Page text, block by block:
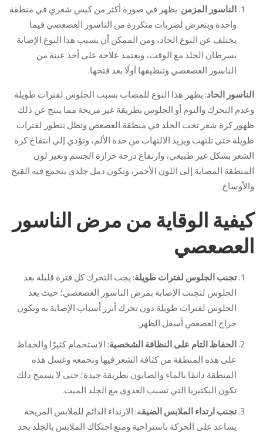
الناسور المزمن: يظهر في صورة أكثر من كيس شعري في منطقة
واحدة ويتعرض لضربات متكررة من الناسور العصعصي فيما
يختلف عن النوع الحاد، ومن الممكن أن يسبب هذا النوع الإصابة
بسرطان الجلد مع الوقت، ويعتمد علاجه على أخذ عينة من
الناسور العصعصي وتنظيفها أولًا بعد فتحها.
الناسور الحاد: يظهر هذا النوع للمصاب بسبب الجلوس لفترات طويلة
وعدم التحرك والنوم أو الجلوس بطريقة غير مريحة مما ينتج عن ذلك
ظهور كرة شعر تحت الجلد في منطقة العصعص وتظل تتطور لفترات
طويلة حتى تلتهب ويزيد الالتهاب من حدة الألم، وتؤدي إلى انتفاخ كرة
الشعر بشكل غير طبيعي، وارتفاع درجة حرارة الجسم وتغير لون
المنطقة المصابة إلى اللون الأحمر، وتكون دمل جلدي يتجمع فيه القيح
والأوساخ.
كيفية الوقاية من مرض الناسور
العصعصي
تجنب الجلوس لفترات طويلة: يجب التحرك كل فترة قليلة بعد
الجلوس لتجنب الإصابة بمرض الناسور العصعصي؛ حيث يعد
الجلوس لفترات طويلة دون تحرك أبرز أسباب الإصابة به وتكون
خراج العصعص أسفل الظهر.
الحفاظ التام على النظافة الشخصية: الاستحمام كثيرًا والحفاظ
على هذه المنطقة من كثافة الشعر فيها وتجمعه وغسل هذه
المنطقة دائمًا بالماء والصابون بطريقة جيدة؛ حتى لا يسمح ذلك
تكون البكتيريا التي تسبب العدوى مع الجلد الميت.
تجنب ارتداء الملابس الضيقة: الارتداء الدائم للملابس المريحة
يساعد على الحركة باستراحية ومنع احتكاك الملابس بالجلد بحد